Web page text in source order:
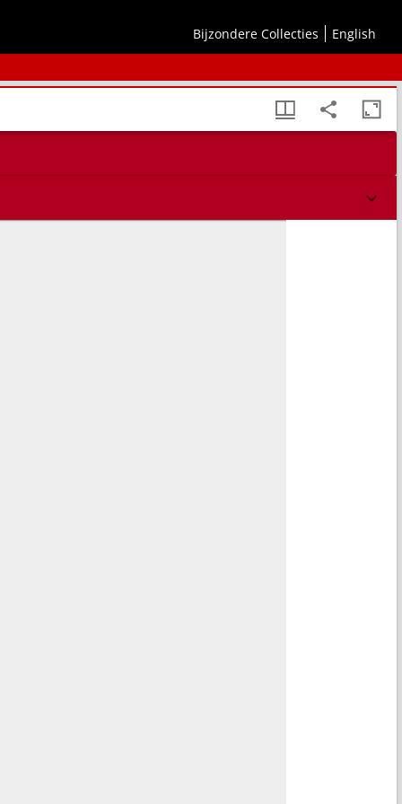
Bijzondere Collecties English